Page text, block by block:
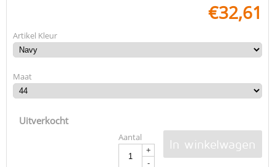
€32,61
Artikel Kleur
Maat
Uitverkocht
Aantal
+
-
In winkelwagen